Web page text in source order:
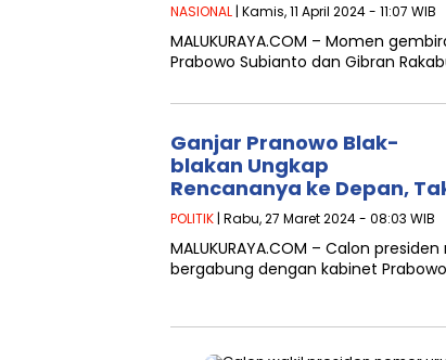
NASIONAL | Kamis, 11 April 2024 - 11:07 WIB
MALUKURAYA.COM – Momen
Prabowo Subianto dan Gibran
Ganjar Pranowo Blak-
blakan Ungkap
Rencananya ke Depan,
POLITIK | Rabu, 27 Maret 2024 - 08:03 WIB
MALUKURAYA.COM – Calon
bergabung dengan kabinet